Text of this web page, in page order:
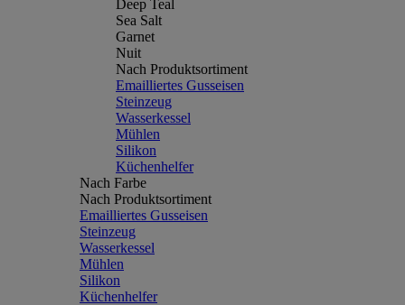
Deep Teal
Sea Salt
Garnet
Nuit
Nach Produktsortiment
Emailliertes Gusseisen
Steinzeug
Wasserkessel
Mühlen
Silikon
Küchenhelfer
Nach Farbe
Nach Produktsortiment
Emailliertes Gusseisen
Steinzeug
Wasserkessel
Mühlen
Silikon
Küchenhelfer